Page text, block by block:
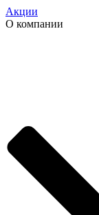
Акции
О компании